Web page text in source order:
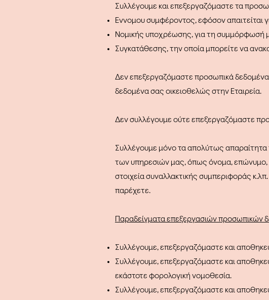
Συλλέγουμε και επεξεργαζόμαστε τα
Έννομου συμφέροντος, εφόσον
Νομικής υποχρέωσης, για τη συμμόρφωσή
Συγκατάθεσης, την οποία μπορείτε να
Δεν επεξεργαζόμαστε προσωπικά
δεδομένα σας οικειοθελώς στην Εταιρεία.
Δεν συλλέγουμε ούτε επεξεργαζόμαστε
Συλλέγουμε μόνο τα απολύτως
των υπηρεσιών μας, όπως όνομα, επώνυμο,
στοιχεία συναλλακτικής συμπεριφοράς
παρέχετε.
Παραδείγματα επεξεργασιών προσωπικών
Συλλέγουμε, επεξεργαζόμαστε και
Συλλέγουμε, επεξεργαζόμαστε και
εκάστοτε φορολογική νομοθεσία.
Συλλέγουμε, επεξεργαζόμαστε και